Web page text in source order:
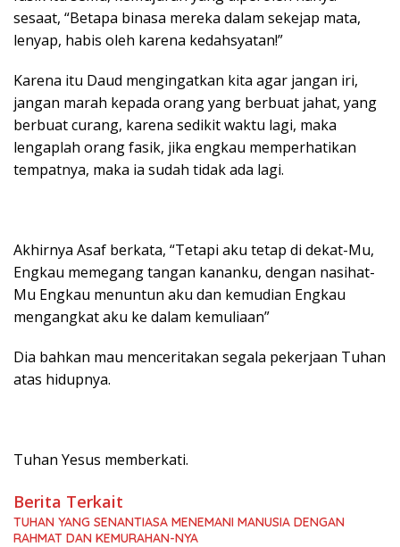
sesaat, “Betapa binasa mereka dalam sekejap mata,
lenyap, habis oleh karena kedahsyatan!”
Karena itu Daud mengingatkan kita agar jangan iri,
jangan marah kepada orang yang berbuat jahat, yang
berbuat curang, karena sedikit waktu lagi, maka
lengaplah orang fasik, jika engkau memperhatikan
tempatnya, maka ia sudah tidak ada lagi.
Akhirnya Asaf berkata, “Tetapi aku tetap di dekat-Mu,
Engkau memegang tangan kananku, dengan nasihat-
Mu Engkau menuntun aku dan kemudian Engkau
mengangkat aku ke dalam kemuliaan”
Dia bahkan mau menceritakan segala pekerjaan Tuhan
atas hidupnya.
Tuhan Yesus memberkati.
Berita Terkait
TUHAN YANG SENANTIASA MENEMANI MANUSIA DENGAN
RAHMAT DAN KEMURAHAN-NYA